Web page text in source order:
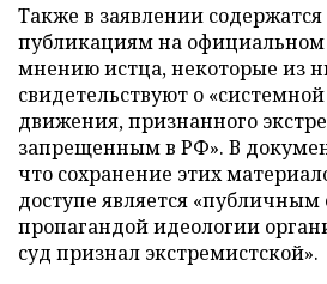
Также в заявлении
публикациям на официальном
мнению истца, некоторые из
свидетельствуют о
движения, признанного
запрещенным в РФ». В
что сохранение этих
доступе является
пропагандой идеологии
суд признал экстремистской».